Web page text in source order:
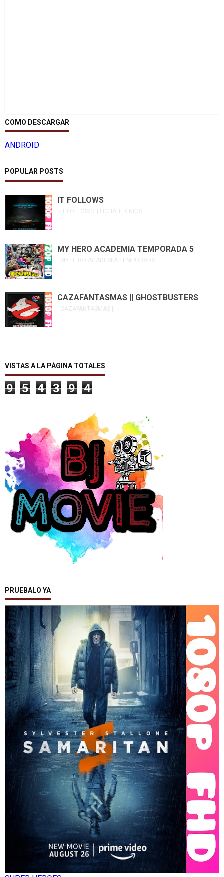
COMO DESCARGAR
ANDROID
POPULAR POSTS
IT FOLLOWS
IT FOLLOWS || FICHA TECNICA ...
MY HERO ACADEMIA TEMPORADA 5
MY HERO ACADEMIA TEMPORADA ...
CAZAFANTASMAS || GHOSTBUSTERS
CAZAFANTASMAS || ...
VISTAS A LA PÁGINA TOTALES
9 5 4 3 9 4
PRUEBALO YA